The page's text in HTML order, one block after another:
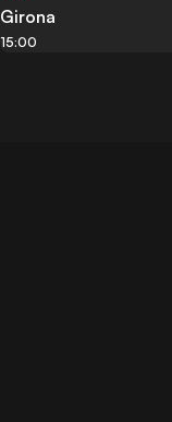
Girona
15:00